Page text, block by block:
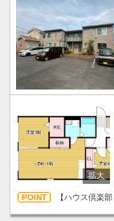
【ハウス倶楽